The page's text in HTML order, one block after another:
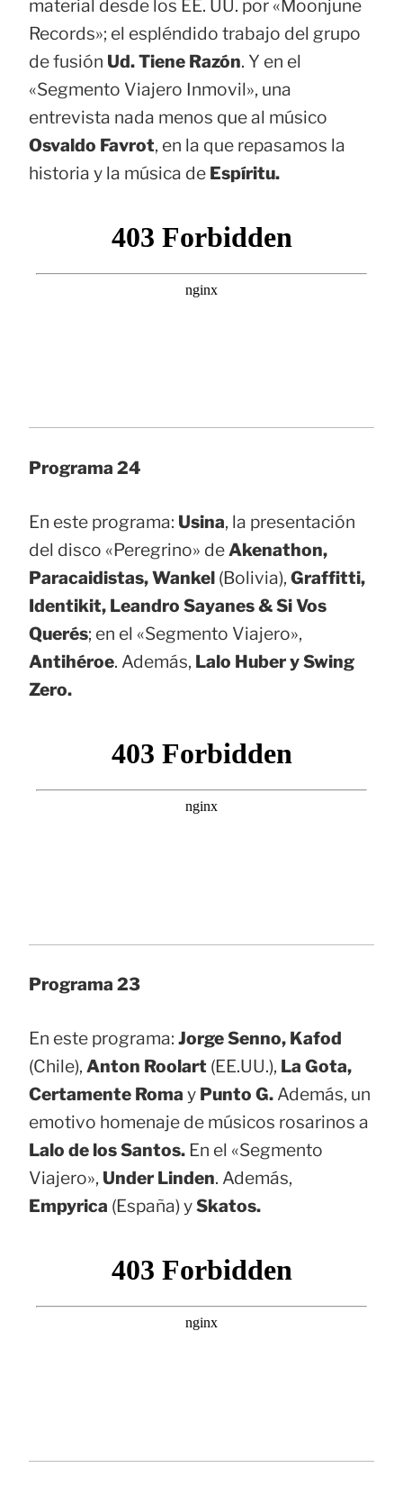
material desde los EE. UU. por «Moonjune
Records»; el espléndido trabajo del grupo
de fusión Ud. Tiene Razón. Y en el
«Segmento Viajero Inmovil», una
entrevista nada menos que al músico
Osvaldo Favrot, en la que repasamos la
historia y la música de Espíritu.
Programa 24
En este programa: Usina, la presentación
del disco «Peregrino» deAkenathon,
Paracaidistas, Wankel (Bolivia), Graffitti,
Identikit, Leandro Sayanes & Si Vos
Querés; en el «Segmento Viajero»,
Antihéroe. Además, Lalo Huber y Swing
Zero.
Programa 23
En este programa: Jorge Senno, Kafod
(Chile), Anton Roolart (EE.UU.), La Gota,
Certamente Roma y Punto G. Además, un
emotivo homenaje de músicos rosarinos a
Lalo de los Santos. En el «Segmento
Viajero», Under Linden. Además,
Empyrica (España) ySkatos.